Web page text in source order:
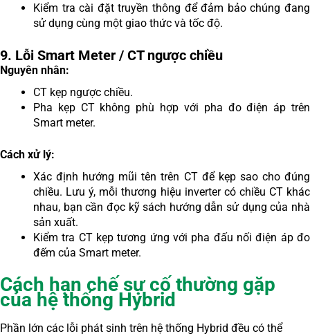
Kiểm tra cài đặt truyền thông để đảm bảo chúng đang
sử dụng cùng một giao thức và tốc độ.
9. Lỗi Smart Meter / CT ngược chiều
Nguyên nhân:
CT kẹp ngược chiều.
Pha kẹp CT không phù hợp với pha đo điện áp trên
Smart meter.
Cách xử lý:
Xác định hướng mũi tên trên CT để kẹp sao cho đúng
chiều. Lưu ý, mỗi thương hiệu inverter có chiều CT khác
nhau, bạn cần đọc kỹ sách hướng dẫn sử dụng của nhà
sản xuất.
Kiểm tra CT kẹp tương ứng với pha đấu nối điện áp đo
đếm của Smart meter.
Cách hạn chế sự cố thường gặp
của hệ thống Hybrid
Phần lớn các lỗi phát sinh trên hệ thống Hybrid đều có thể